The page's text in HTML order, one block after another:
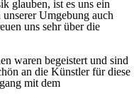
glauben, ist es uns ein
Umgebung auch
uns sehr über die
waren begeistert und sind
an die Künstler für diese
mit dem